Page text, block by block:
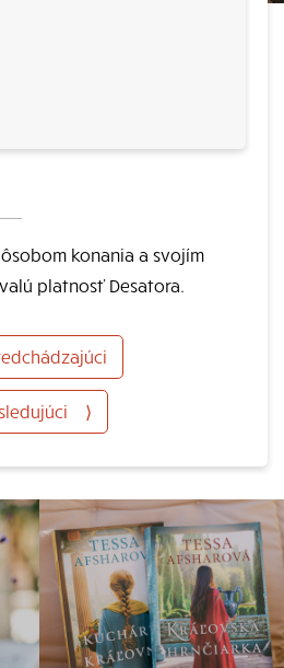
konania a svojím
platnosť Desatora.
⟩